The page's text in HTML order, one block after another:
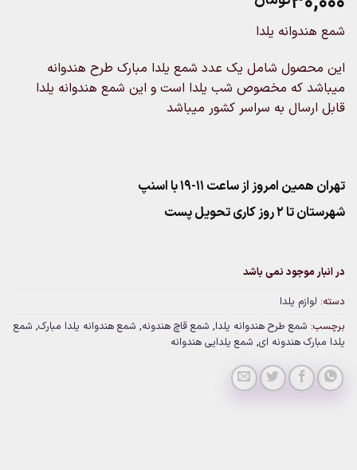
شمع هندوانه یلدا
این محصول شامل یک عدد شمع یلدا مبارک طرح هندوانه
میباشد که مخصوص شب یلدا است و این شمع هندوانه یلدا
قابل ارسال به سراسر کشور میباشد
تهران همین امروز از ساعت ۱۱-۱۹ با اسنپ
شهرستان تا 2 روز کاری تحویل پست
در انبار موجود نمی باشد
دسته: لوازم یلدا
برچسب: شمع طرح هندوانه یلدا, شمع قاچ هندونه, شمع هندوانه یلدا مبارک, شمع
یلدا مبارک هندونه ای, شمع یلدایی هندوانه